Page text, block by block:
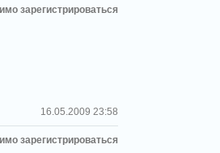
зарегистрироваться
16.05.2009 23:58
зарегистрироваться